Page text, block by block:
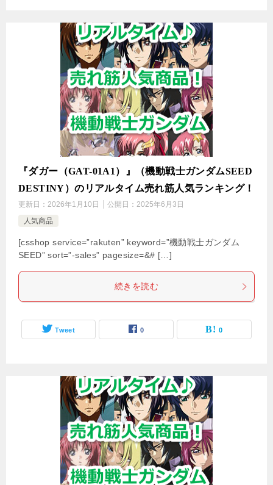
『ダガー（GAT-01A1）』（機動戦士ガンダムSEED
DESTINY）のリアルタイム売れ筋人気ランキング！
更新日： 2026年1月10日 公開日： 2025年6月3日
人気商品
[csshop service=”rakuten” keyword=”機動戦士ガンダム
SEED” sort=”-sales” pagesize=&# […]
続きを読む
Tweet 0 0